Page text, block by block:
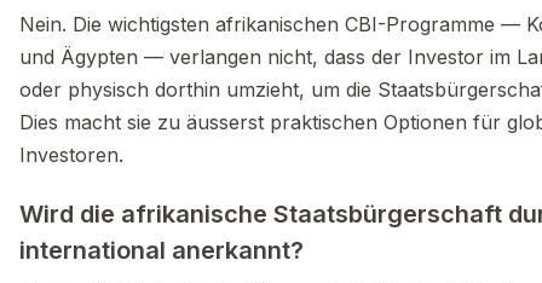
Nein. Die wichtigsten afrikanischen CBI-Programme —
und Ägypten — verlangen nicht, dass der Investor im
oder physisch dorthin umzieht, um die
Dies macht sie zu äusserst praktischen Optionen für
Investoren.
Wird die afrikanische Staatsbürgerschaft
international anerkannt?